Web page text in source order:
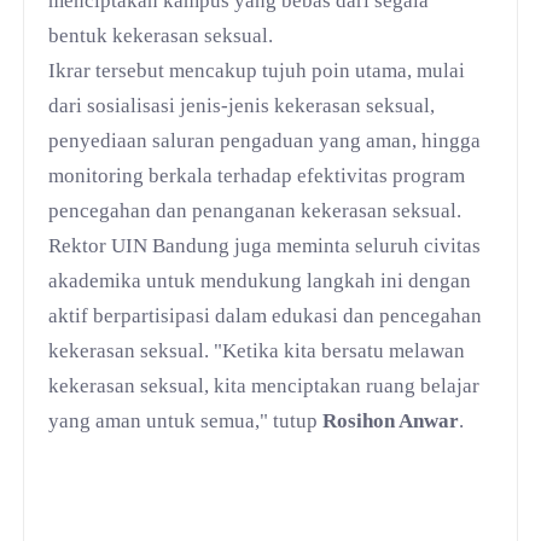
bentuk kekerasan seksual.
Ikrar tersebut mencakup tujuh poin utama, mulai
dari sosialisasi jenis-jenis kekerasan seksual,
penyediaan saluran pengaduan yang aman, hingga
monitoring berkala terhadap efektivitas program
pencegahan dan penanganan kekerasan seksual.
Rektor UIN Bandung juga meminta seluruh civitas
akademika untuk mendukung langkah ini dengan
aktif berpartisipasi dalam edukasi dan pencegahan
kekerasan seksual. "Ketika kita bersatu melawan
kekerasan seksual, kita menciptakan ruang belajar
yang aman untuk semua," tutupRosihon Anwar.